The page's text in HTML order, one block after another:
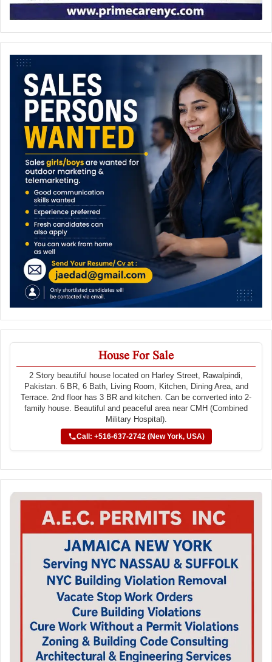
House For Sale
2 Story beautiful house located on Harley Street, Rawalpindi,
Pakistan. 6 BR, 6 Bath, Living Room, Kitchen, Dining Area, and
Terrace. 2nd floor has 3 BR and kitchen. Can be converted into 2-
family house. Beautiful and peaceful area near CMH (Combined
Military Hospital).
Call: +516-637-2742 (New York, USA)